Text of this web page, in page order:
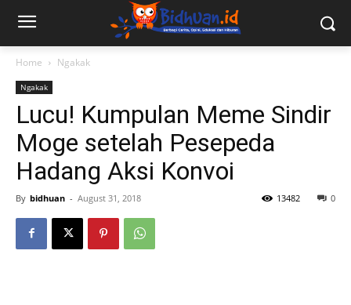
Home Ngakak
Ngakak
Lucu! Kumpulan Meme Sindir
Moge setelah Pesepeda
Hadang Aksi Konvoi
By bidhuan - August 31, 2018 0
13482